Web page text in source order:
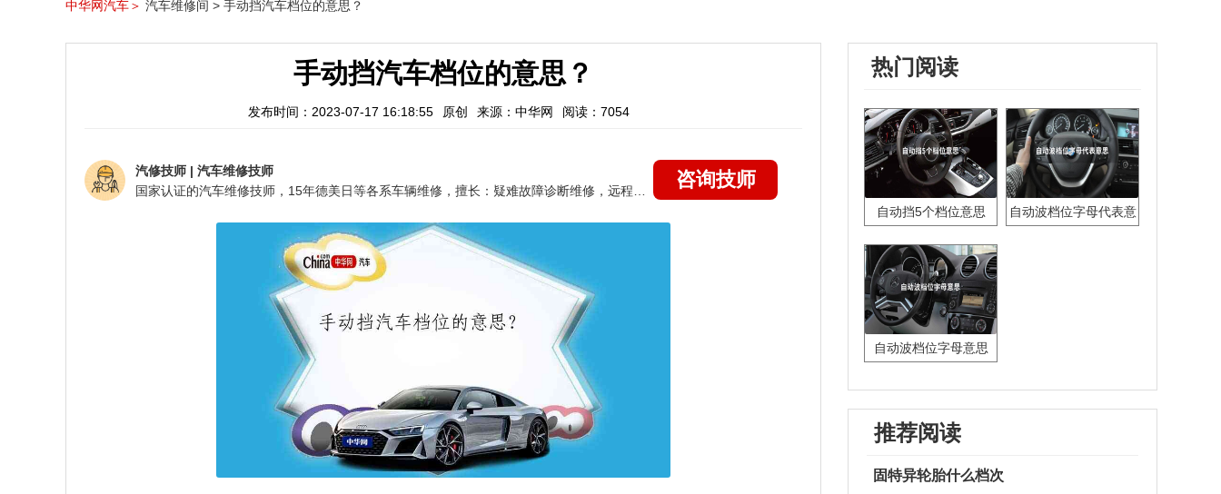
中华网汽车＞ 汽车维修间 > 手动挡汽车档位的意思？
手动挡汽车档位的意思？
发布时间：2023-07-17 16:18:55 原创 来源：中华网 阅读：7054
汽修技师 | 汽车维修技师
咨询技师
热门阅读
自动挡5个档位意思
自动波档位字母代表意
自动波档位字母意思
推荐阅读
固特异轮胎什么档次